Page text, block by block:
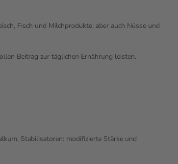
Fisch und Milchprodukte, aber auch Nüsse und
Beitrag zur täglichen Ernährung leisten.
Stabilisatoren: modifizierte Stärke und